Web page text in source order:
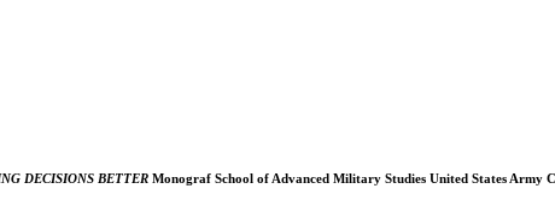
DECISIONS BETTER Monograf School of Advanced Military Studies United States Army